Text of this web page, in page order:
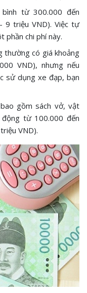
từ 300.000 đến
9 triệu VND). Việc tự
phần chi phí này.
thường có giá khoảng
VND), nhưng nếu
sử dụng xe đạp, bạn
bao gồm sách vở, vật
từ 100.000 đến
VND).